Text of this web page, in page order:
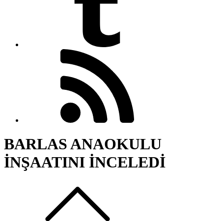
BARLAS ANAOKULU
İNŞAATINI İNCELEDİ